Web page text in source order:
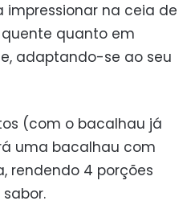
impressionar na ceia de
quanto em
adaptando-se ao seu
(com o bacalhau já
uma bacalhau com
rendendo 4 porções